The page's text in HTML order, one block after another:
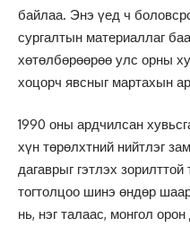
байлаа. Энэ үед ч
сургалтын материаллаг
хөтөлбөрөөрөө улс орны
хоцорч явсныг мартахын
1990 оны ардчилсан
хүн төрөлхтний нийтлэг
дагаврыг гэтлэх
тогтолцоо шинэ өндөр
нь, нэг талаас, монгол